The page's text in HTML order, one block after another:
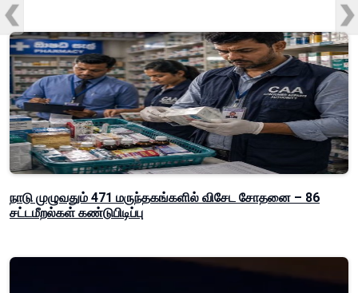
நாடு முழுவதும் 471 மருந்தகங்களில் விசேட சோதனை – 86
சட்டமீறல்கள் கண்டுபிடிப்பு